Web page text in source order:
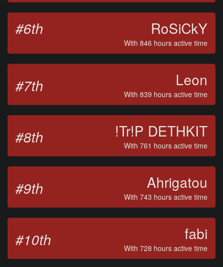
#6th RoSiCkY
With 846 hours active time
#7th Leon
With 839 hours active time
#8th !Tr!P DETHKIT
With 761 hours active time
#9th Ahrigatou
With 743 hours active time
#10th fabi
With 728 hours active time